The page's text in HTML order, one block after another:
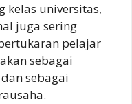
kelas universitas,
juga sering
pelajar
sebagai
sebagai